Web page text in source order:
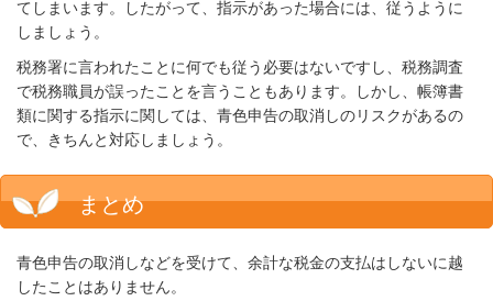
てしまいます。したがって、指示があった場合には、従うように
しましょう。
税務署に言われたことに何でも従う必要はないですし、税務調査
で税務職員が誤ったことを言うこともあります。しかし、帳簿書
類に関する指示に関しては、青色申告の取消しのリスクがあるの
で、きちんと対応しましょう。
まとめ
青色申告の取消しなどを受けて、余計な税金の支払はしないに越
したことはありません。